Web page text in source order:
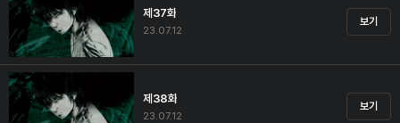
제37화
23.07.12
보기
제38화
23.07.12
보기